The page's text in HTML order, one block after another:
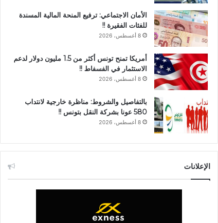
الأمان الاجتماعي: ترفيع المنحة المالية المسندة
للفئات الفقيرة !!
8 أغسطس، 2026
أمريكا تمنح تونس أكثر من 1.5 مليون دولار لدعم
الاستثمار في الفسفاط !!
8 أغسطس، 2026
بالتفاصيل والشروط: مناظرة خارجية لانتداب
580 عونا بشركة النقل بتونس !!
8 أغسطس، 2026
الإعلانات